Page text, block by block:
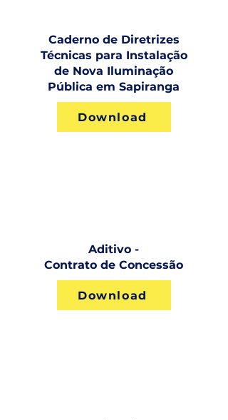
Caderno de Diretrizes
Técnicas para Instalação
de Nova Iluminação
Pública em Sapiranga
Download
Aditivo -
Contrato de Concessão
Download